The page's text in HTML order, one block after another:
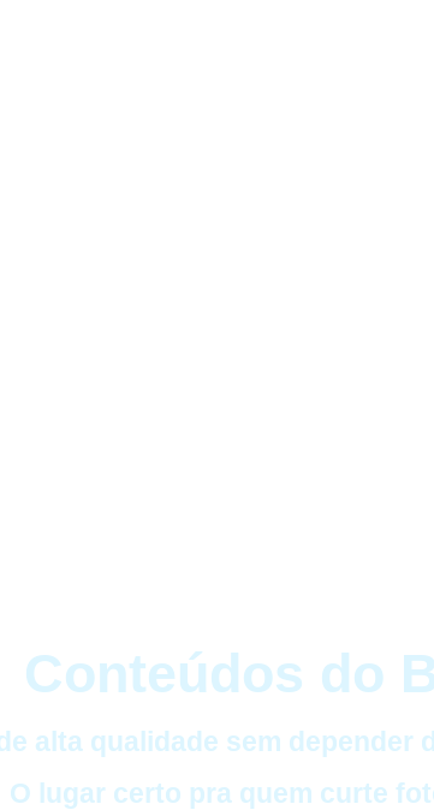
Conteúdos do
alta qualidade sem depender
O lugar certo pra quem curte